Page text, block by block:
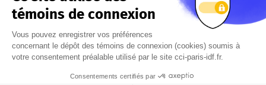
S'abonner à la newsletter